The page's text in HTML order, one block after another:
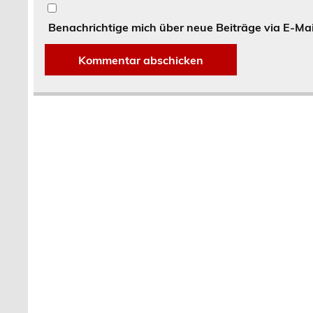
Benachrichtige mich über neue Beiträge via E-